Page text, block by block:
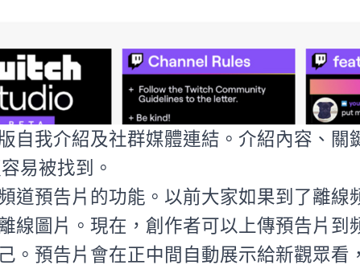
自我介紹及社群媒體連結。介紹內容、關
易被找到。
道預告片的功能。以前大家如果到了離線
線圖片。現在，創作者可以上傳預告片到
。預告片會在正中間自動展示給新觀眾看